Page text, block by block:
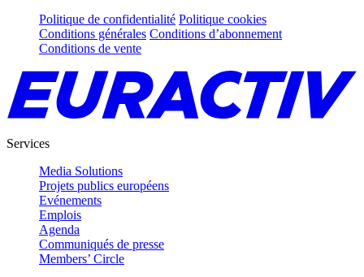
Politique de confidentialité Politique cookies
Conditions générales Conditions d’abonnement
Conditions de vente
Services
Media Solutions
Projets publics européens
Evénements
Emplois
Agenda
Communiqués de presse
Members’ Circle